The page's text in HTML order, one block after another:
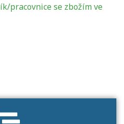
pracovnice se zbožím ve
profesních kvalifikací.